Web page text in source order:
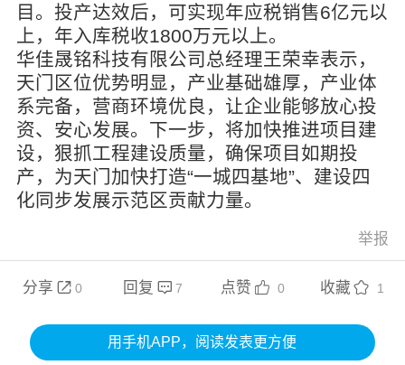
目。投产达效后，可实现年应税销售6亿元以
上，年入库税收1800万元以上。
华佳晟铭科技有限公司总经理王荣幸表示，
天门区位优势明显，产业基础雄厚，产业体
系完备，营商环境优良，让企业能够放心投
资、安心发展。下一步，将加快推进项目建
设，狠抓工程建设质量，确保项目如期投
产，为天门加快打造“一城四基地”、建设四
化同步发展示范区贡献力量。
举报
分享  0 回复  7 点赞  0 收藏  1
用手机APP，阅读发表更方便